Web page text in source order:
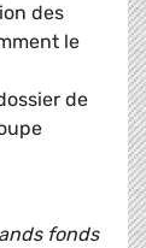
des
le
de
fonds